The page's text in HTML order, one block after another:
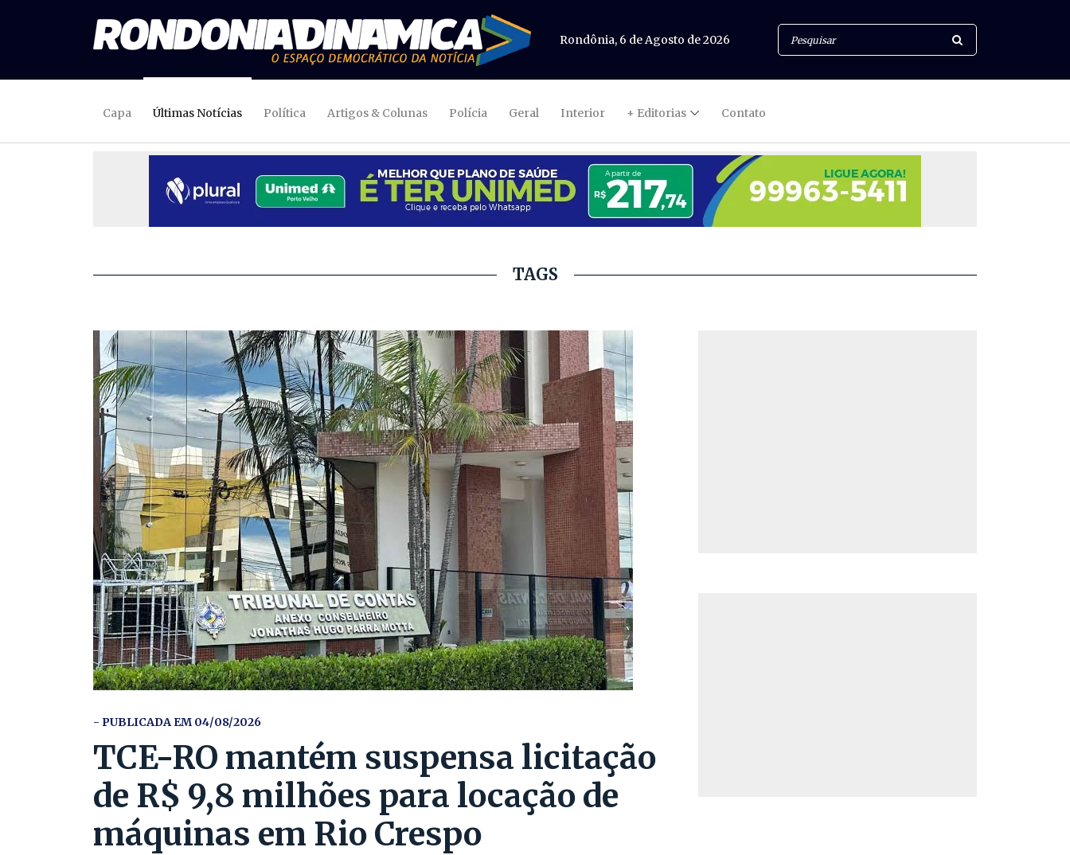
Rondônia, 6 de Agosto de 2026
Capa Últimas Notícias Política Artigos & Colunas Polícia Geral Interior + Editorias Contato
TAGS
- PUBLICADA EM 04/08/2026
TCE-RO mantém suspensa licitação
de R$ 9,8 milhões para locação de
máquinas em Rio Crespo